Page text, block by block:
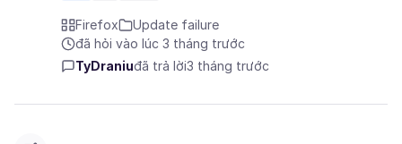
Firefox
Update failure
đã hỏi vào lúc 3 tháng trước
TyDraniuđã trả lời3 tháng trước